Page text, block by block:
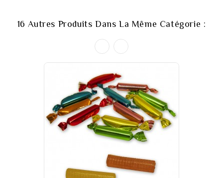
16 Autres Produits Dans La Même Catégorie :